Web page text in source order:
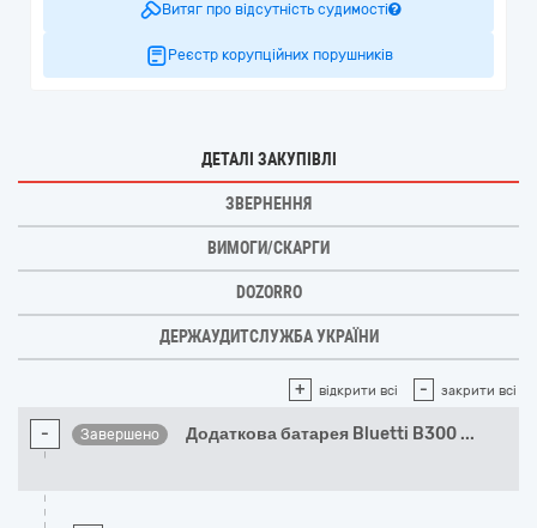
Витяг про відсутність судимості
Реєстр корупційних порушників
ДЕТАЛІ ЗАКУПІВЛІ
ЗВЕРНЕННЯ
ВИМОГИ/СКАРГИ
DOZORRO
ДЕРЖАУДИТСЛУЖБА УКРАЇНИ
+ відкрити всі - закрити всі
- Завершено Додаткова батарея Bluetti B300 ...